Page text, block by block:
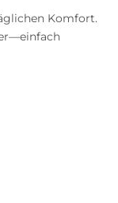
Komfort.